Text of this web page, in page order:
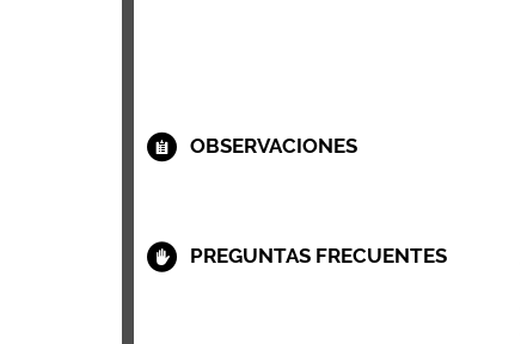
OBSERVACIONES
PREGUNTAS FRECUENTES